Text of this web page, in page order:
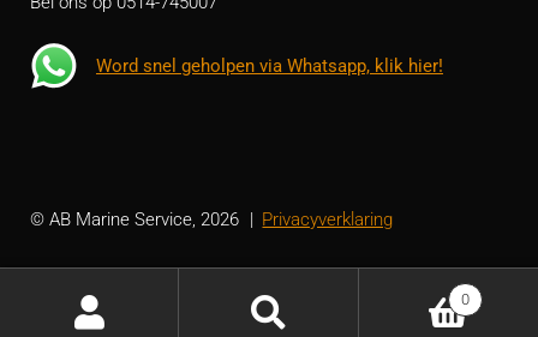
Word snel geholpen via Whatsapp, klik hier!
© AB Marine Service, 2026 Privacyverklaring
0